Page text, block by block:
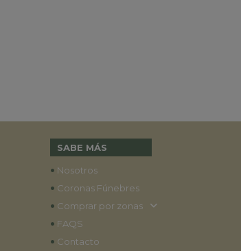
SABE MÁS
• Nosotros
• Coronas Fúnebres
• Comprar por zonas
• FAQS
• Contacto